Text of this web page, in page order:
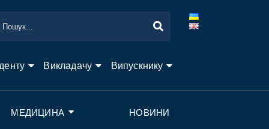
Викладачу Випускнику
МЕДИЦИНА НОВИНИ